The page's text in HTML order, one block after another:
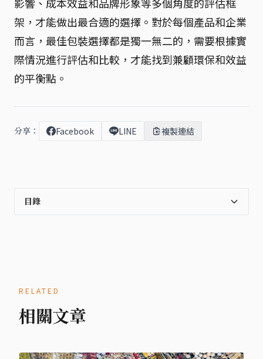
架，才能做出最合適的選擇。對於每個產品和企業
而言，最佳包裝選擇都是獨一無二的，需要根據實
際情況進行評估和比較，才能找到兼顧環保和效益
的平衡點。
分享： Facebook LINE 複製連結
目錄
RELATED
相關文章